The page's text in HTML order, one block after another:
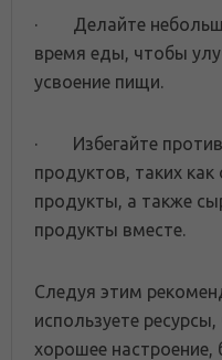
· Делайте
время еды, чтобы
усвоение пищи.
· Избегайте
продуктов, таких
продукты, а также
продукты вместе.
Следуя этим
используете
хорошее